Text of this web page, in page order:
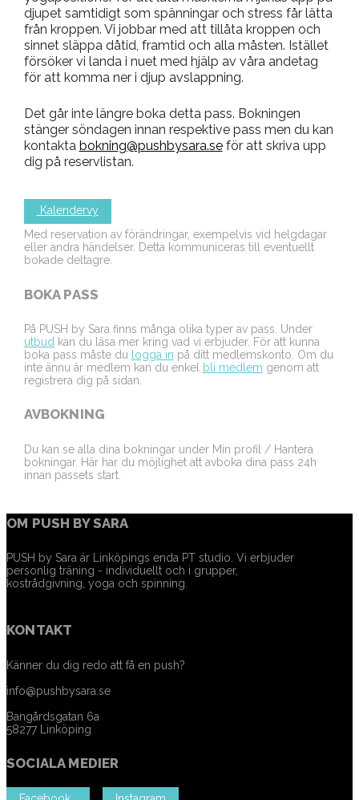
djupet samtidigt som spänningar och stress får lätta
från kroppen. Vi jobbar med att tillåta kroppen och
sinnet släppa dåtid, framtid och alla måsten. Istället
försöker vi landa i nuet med hjälp av våra andetag
för att komma ner i djup avslappning.
Det går inte längre boka detta pass. Bokningen
stänger söndagen innan respektive pass men du kan
kontakta bokning@pushbysara.seför att skriva upp
dig på reservlistan.
Kalendervy
Med reservation av förändringar, exempelvis vid helgdagar
eller andra händelser. Detta kommuniceras till eventuellt
bokade deltagre.
BOKA PASS
På PUSH by Sara finns många olika typer av pass. Under
utbud kan du läsa mer kring vad vi erbjuder. För att kunna
boka pass måste du
logga in på ditt medlemskonto. Om du
inte ännu är medlem kan du enkel
bli medlem genom att
registrera dig på sidan.
AVBOKNING
Du kan se alla dina bokningar under Min profil / Hantera
bokningar. Här har du möjlighet att avboka dina pass 24h
innan passets start.
OM PUSH BY SARA
PUSH by Sara är Linköpings enda PT studio. Vi erbjuder
personlig träning - individuellt och i grupper,
kostrådgivning, yoga och spinning.
KONTAKT
Känner du dig redo att få en push?
info@pushbysara.se
Bangårdsgatan 6a
58277 Linköping
SOCIALA MEDIER